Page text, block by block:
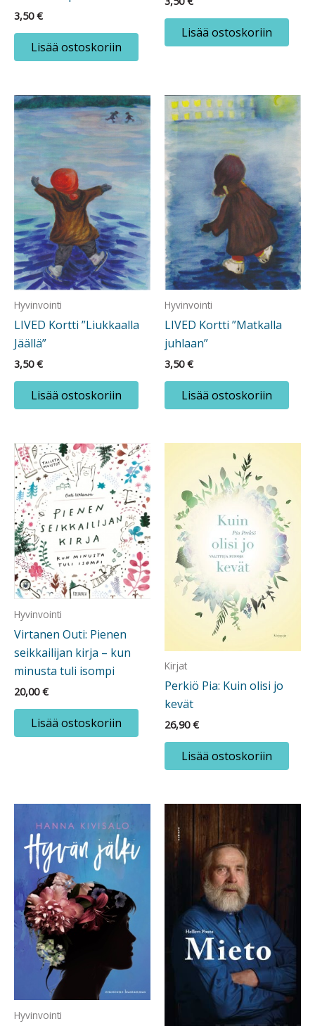
3,50€
Lisää ostoskoriin
Lisää ostoskoriin
Hyvinvointi
LIVED Kortti ”Liukkaalla
Jäällä”
3,50€
Lisää ostoskoriin
Hyvinvointi
LIVED Kortti ”Matkalla
juhlaan”
3,50€
Lisää ostoskoriin
Hyvinvointi
Virtanen Outi: Pienen
seikkailijan kirja – kun
minusta tuli isompi
20,00€
Lisää ostoskoriin
Kirjat
Perkiö Pia: Kuin olisi jo
kevät
26,90€
Lisää ostoskoriin
Hyvinvointi